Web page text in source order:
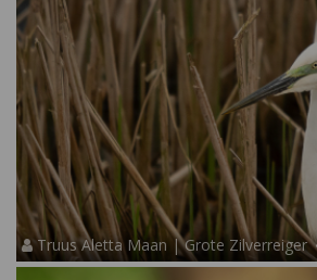
Truus Aletta Maan | Grote Zilverreiger